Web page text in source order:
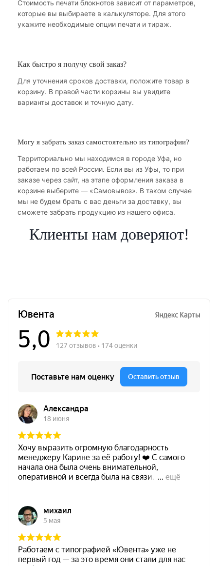
Стоимость печати блокнотов зависит от параметров,
которые вы выбираете в калькуляторе. Для этого
укажите необходимые опции печати и тираж.
Как быстро я получу свой заказ?
Для уточнения сроков доставки, положите товар в
корзину. В правой части корзины вы увидите
варианты доставок и точную дату.
Могу я забрать заказ самостоятельно из типографии?
Территориально мы находимся в городе Уфа, но
работаем по всей России. Если вы из Уфы, то при
заказе через сайт, на этапе оформления заказа в
корзине выберите — «Самовывоз». В таком случае
мы не будем брать с вас деньги за доставку, вы
сможете забрать продукцию из нашего офиса.
Клиенты нам доверяют!